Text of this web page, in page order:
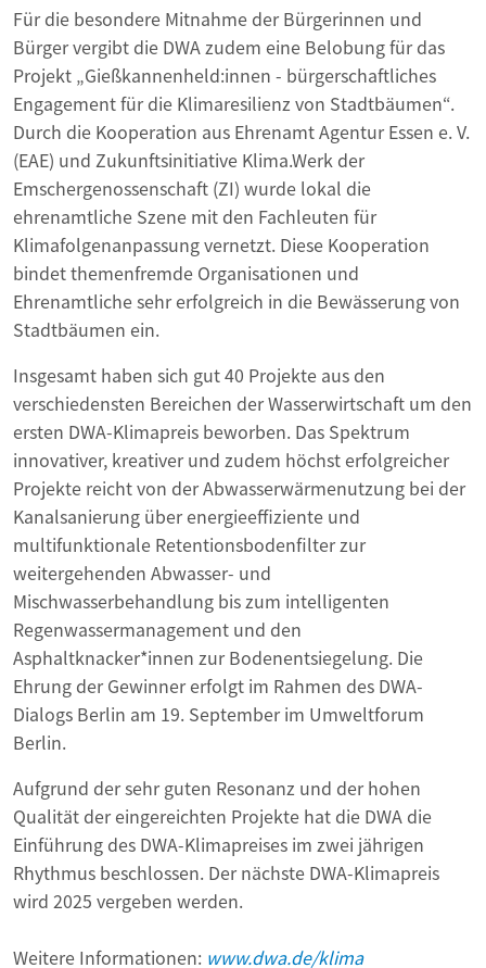
Für die besondere Mitnahme der Bürgerinnen und
Bürger vergibt die DWA zudem eine Belobung für das
Projekt „Gießkannenheld:innen - bürgerschaftliches
Engagement für die Klimaresilienz von Stadtbäumen“.
Durch die Kooperation aus Ehrenamt Agentur Essen e. V.
(EAE) und Zukunftsinitiative Klima.Werk der
Emschergenossenschaft (ZI) wurde lokal die
ehrenamtliche Szene mit den Fachleuten für
Klimafolgenanpassung vernetzt. Diese Kooperation
bindet themenfremde Organisationen und
Ehrenamtliche sehr erfolgreich in die Bewässerung von
Stadtbäumen ein.
Insgesamt haben sich gut 40 Projekte aus den
verschiedensten Bereichen der Wasserwirtschaft um den
ersten DWA-Klimapreis beworben. Das Spektrum
innovativer, kreativer und zudem höchst erfolgreicher
Projekte reicht von der Abwasserwärmenutzung bei der
Kanalsanierung über energieeffiziente und
multifunktionale Retentionsbodenfilter zur
weitergehenden Abwasser- und
Mischwasserbehandlung bis zum intelligenten
Regenwassermanagement und den
Asphaltknacker*innen zur Bodenentsiegelung. Die
Ehrung der Gewinner erfolgt im Rahmen des DWA-
Dialogs Berlin am 19. September im Umweltforum
Berlin.
Aufgrund der sehr guten Resonanz und der hohen
Qualität der eingereichten Projekte hat die DWA die
Einführung des DWA-Klimapreises im zwei jährigen
Rhythmus beschlossen. Der nächste DWA-Klimapreis
wird 2025 vergeben werden.
Weitere Informationen: www.dwa.de/klima